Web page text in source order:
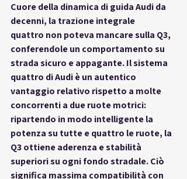
Cuore della dinamica di guida Audi da
decenni, la trazione integrale
quattro non poteva mancare sulla Q3,
conferendole un comportamento su
strada sicuro e appagante. Il sistema
quattro di Audi è un autentico
vantaggio relativo rispetto a molte
concorrenti a due ruote motrici:
ripartendo in modo intelligente la
potenza su tutte e quattro le ruote, la
Q3 ottiene aderenza e stabilità
superiori su ogni fondo stradale. Ciò
significa massima compatibilità con